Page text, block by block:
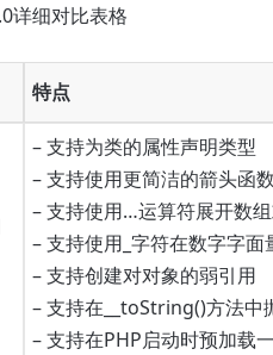
详细对比表格
特点
– 支持为类的属性声明类型
– 支持使用更简洁的箭头函数
– 支持使用…运算符展开数
– 支持使用_字符在数字字
– 支持创建对对象的弱引用
– 支持在__toString()方法中
– 支持在PHP启动时预加载